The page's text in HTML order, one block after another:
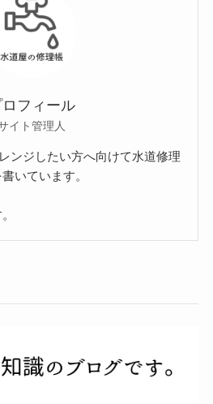
ロフィール
イト管理人
ンジしたい方へ向けて水道修理
いています。